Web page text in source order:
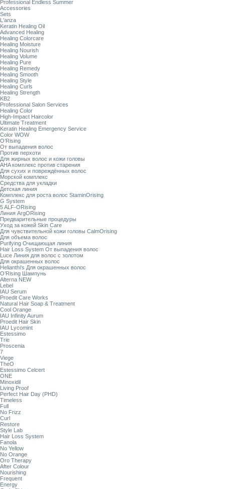
Professional Endless Summer
Accessories
Sets
L'anza
Keratin Healing Oil
Advanced Healing
Healing Colorcare
Healing Moisture
Healing Nourish
Healing Volume
Healing Pure
Healing Remedy
Healing Smooth
Healing Style
Healing Curls
Healing Strength
KB2
Professional Salon Services
Healing Color
High-Impact Haircolor
Ultimate Treatment
Keratin Healing Emergency Service
Color WOW
O’Rising
От выпадения волос
Против перхоти
Для жирных волос и кожи головы
AHA комплекс против старения
Для сухих и повреждённых волос
Морской комплекс
Средства для укладки
Детская линия
Комплекс для роста волос StaminOrising
G System
5 ALF-ORising
Линия ArgORising
Предварительные процедуры
Уход за кожей Skin Care
Для чувствительной кожи головы CalmOrising
Для объема волос
Purifying Очищающая линия
Hair Loss System От выпадения волос
Luce Линия для волос с золотом
Для окрашенных волос
Helianthi's Для окрашенных волос
O’Rising Шампунь
Alterna NEW
Lebel
IAU Serum
Proedit Care Works
Natural Hair Soap & Treatment
Cool Orange
IAU Infinity Aurum
Proedit Hair Skin
IAU Lycomint
Estessimo
Trie
Proscenia
7
Viege
TheO
Estessimo Celcert
ONE
Minoxidil
Living Proof
Perfect Hair Day (PHD)
Timeless
Full
No Frizz
Curl
Restore
Style Lab
Hair Loss System
Fanola
No Yellow
No Orange
Oro Therapy
After Colour
Nourishing
Frequent
Energy